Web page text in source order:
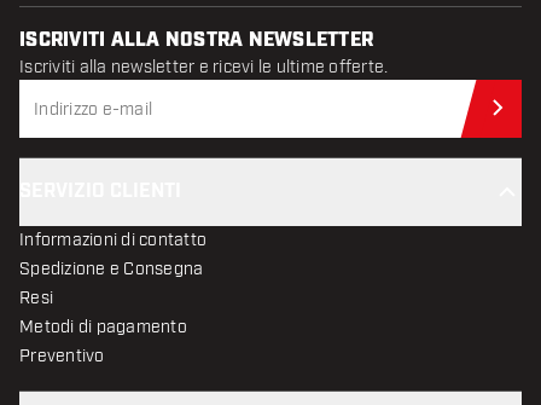
ISCRIVITI ALLA NOSTRA NEWSLETTER
Iscriviti alla newsletter e ricevi le ultime offerte.
Informazioni di contatto
Spedizione e Consegna
Resi
Metodi di pagamento
Preventivo